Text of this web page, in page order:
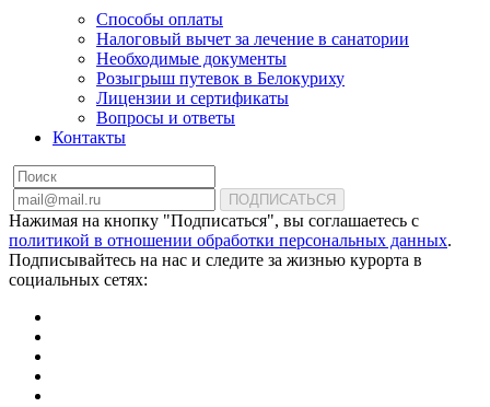
Способы оплаты
Налоговый вычет за лечение в санатории
Необходимые документы
Розыгрыш путевок в Белокуриху
Лицензии и сертификаты
Вопросы и ответы
Контакты
ПОДПИСАТЬСЯ
Нажимая на кнопку "Подписаться", вы соглашаетесь с
политикой в отношении обработки персональных данных.
Подписывайтесь на нас и следите за жизнью курорта в
социальных сетях: